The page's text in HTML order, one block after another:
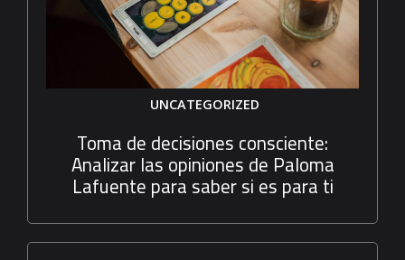
UNCATEGORIZED
Toma de decisiones consciente:
Analizar las opiniones de Paloma
Lafuente para saber si es para ti